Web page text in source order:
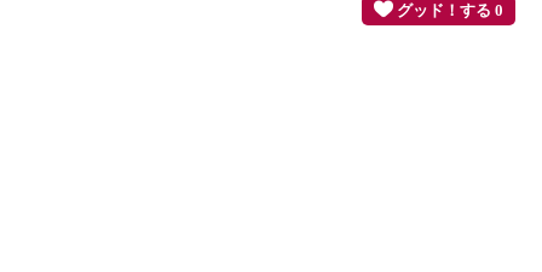
グッド！する 0